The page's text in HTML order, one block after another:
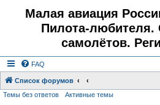
Малая авиация
Пилота-любителя.
самолётов.
FAQ
Список форумов
Темы без ответов Активные темы